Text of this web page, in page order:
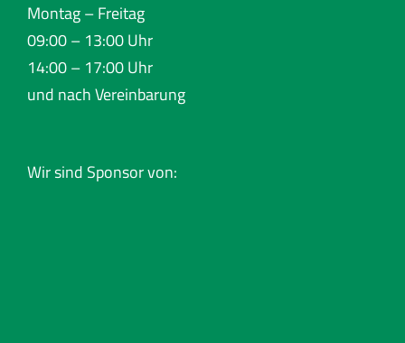
Montag – Freitag
09:00 – 13:00 Uhr
14:00 – 17:00 Uhr
und nach Vereinbarung
Wir sind Sponsor von: